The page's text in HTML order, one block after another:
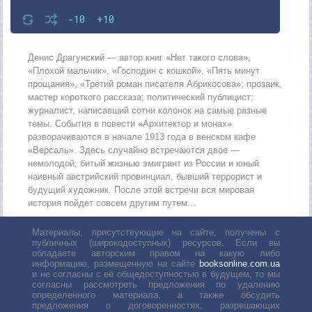
-10 +10
Денис Драгунский — автор книг «Нет такого слова»,
«Плохой мальчик», «Господин с кошкой», «Пять минут
прощания», «Третий роман писателя Абрикосова»; прозаик,
мастер короткого рассказа; политический публицист;
журналист, написавший сотни колонок на самые разные
темы. События в повести «Архитектор и монах»
разворачиваются в начале 1913 года в венском кафе
«Версаль». Здесь случайно встречаются двое —
немолодой, битый жизнью эмигрант из России и юный
наивный австрийский провинциал, бывший террорист и
будущий художник. После этой встречи вся мировая
история пойдет совсем другим путем…
Материалы, присутствующие на сайте, получены с
публичных (широкодоступных) ресурсов. Если вы
обладаете авторским правом на какую либо
информацию, размещенную на сайте booksonline.com.ua
и не согласны с её общедоступностью в будущем, то мы
согласны рассмотреть предложения по удалению
определенного материала, а также обсудить
предложения о договоренностях, разрешающих